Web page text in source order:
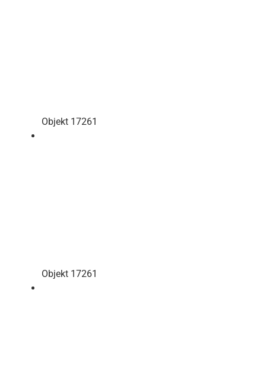
Objekt 17261
Objekt 17261